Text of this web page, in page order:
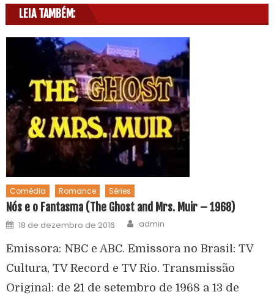
LEIA TAMBÉM:
Comédia Romance Séries
Nós e o Fantasma (The Ghost and Mrs. Muir – 1968)
18 de dezembro de 2016 admin
Emissora: NBC e ABC. Emissora no Brasil: TV
Cultura, TV Record e TV Rio. Transmissão
Original: de 21 de setembro de 1968 a 13 de